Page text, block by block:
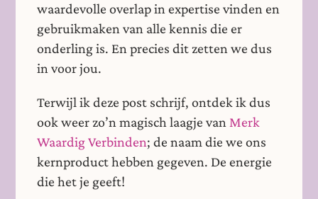
waardevolle overlap in expertise vinden en
gebruikmaken van alle kennis die er
onderling is. En precies dit zetten we dus
in voor jou.
Terwijl ik deze post schrijf, ontdek ik dus
ook weer zo’n magisch laagje van Merk
Waardig Verbinden; de naam die we ons
kernproduct hebben gegeven. De energie
die het je geeft!